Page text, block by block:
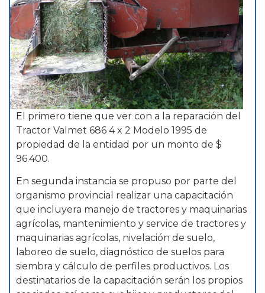
El primero tiene que ver con a la reparación del
Tractor Valmet 686 4 x 2 Modelo 1995 de
propiedad de la entidad por un monto de $
96.400.
En segunda instancia se propuso por parte del
organismo provincial realizar una capacitación
que incluyera manejo de tractores y maquinarias
agrícolas, mantenimiento y service de tractores y
maquinarias agrícolas, nivelación de suelo,
laboreo de suelo, diagnóstico de suelos para
siembra y cálculo de perfiles productivos. Los
destinatarios de la capacitación serán los propios